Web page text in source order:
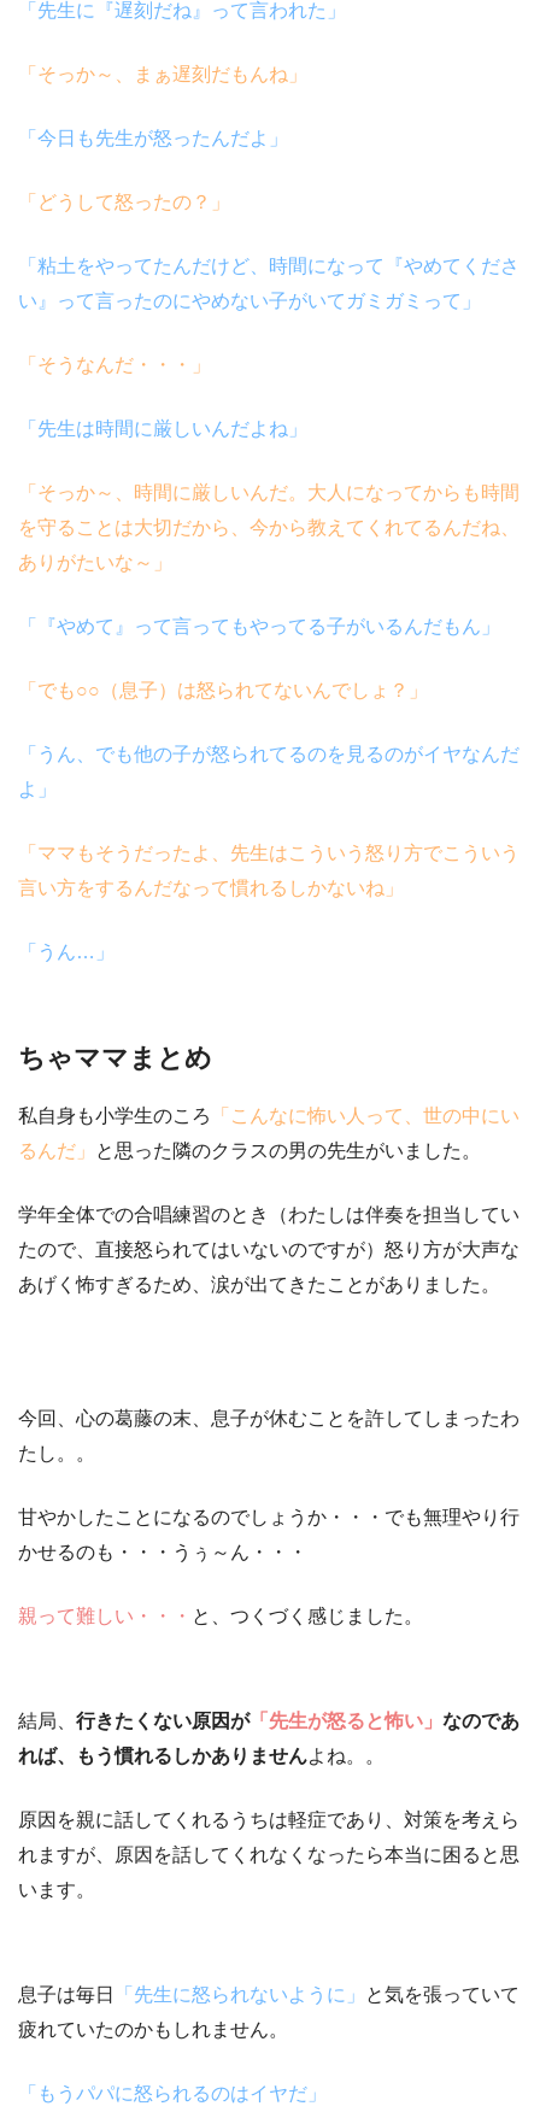
「先生に『遅刻だね』って言われた」
「そっか～、まぁ遅刻だもんね」
「今日も先生が怒ったんだよ」
「どうして怒ったの？」
「粘土をやってたんだけど、時間になって『やめてくださ
い』って言ったのにやめない子がいてガミガミって」
「そうなんだ・・・」
「先生は時間に厳しいんだよね」
「そっか～、時間に厳しいんだ。大人になってからも時間
を守ることは大切だから、今から教えてくれてるんだね、
ありがたいな～」
「『やめて』って言ってもやってる子がいるんだもん」
「でも○○（息子）は怒られてないんでしょ？」
「うん、でも他の子が怒られてるのを見るのがイヤなんだ
よ」
「ママもそうだったよ、先生はこういう怒り方でこういう
言い方をするんだなって慣れるしかないね」
「うん…」
ちゃママまとめ
私自身も小学生のころ
「こんなに怖い人って、世の中にい
るんだ」
と思った隣のクラスの男の先生がいました。
学年全体での合唱練習のとき（わたしは伴奏を担当してい
たので、直接怒られてはいないのですが） 怒り方が大声な
あげく怖すぎるため、涙が出てきたことがありました。
今回、心の葛藤の末、息子が休むことを許してしまったわ
たし。。
甘やかしたことになるのでしょうか・・・でも無理やり行
かせるのも・・・うぅ～ん・・・
親って難しい・・・ と、つくづく感じました。
結局、 行きたくない原因が「先生が怒ると怖い」 なのであ
れば、もう慣れるしかありませんよね。。
原因を親に話してくれるうちは軽症であり、対策を考えら
れますが、
原因を話してくれなくなったら本当に困る と思
います。
息子は毎日 「先生に怒られないように」
と気を張っていて
疲れていたのかもしれません。
「もうパパに怒られるのはイヤだ」